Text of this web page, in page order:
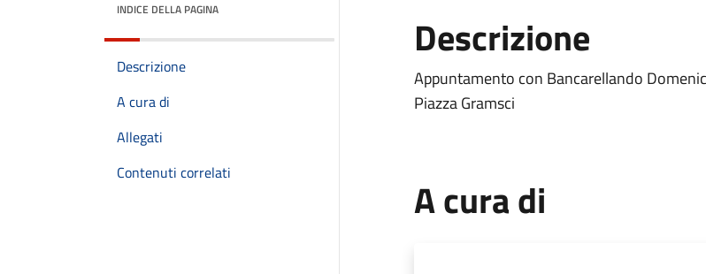
INDICE DELLA PAGINA
Descrizione
A cura di
Allegati
Contenuti correlati
Descrizione
Appuntamento con Bancarellando
Piazza Gramsci
A cura di